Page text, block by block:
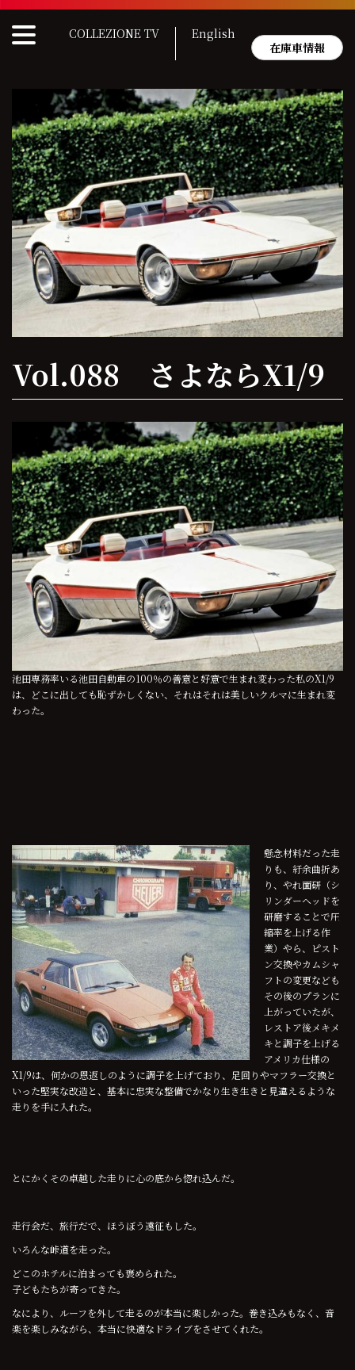
Skip
content
COLLEZIONE TV
English
在庫車情報
Vol.088 さよならX1/9
池田専務率いる池田自動車の100％の善意と好意で生まれ変わった私のX1/9
は、どこに出しても恥ずかしくない、それはそれは美しいクルマに生まれ変
わった。
懸念材料だった走
りも、紆余曲折あ
り、やれ面研（シ
リンダーヘッドを
研磨することで圧
縮率を上げる作
業）やら、ピスト
ン交換やカムシャ
フトの変更なども
その後のプランに
上がっていたが、
レストア後メキメ
キと調子を上げる
アメリカ仕様の
X1/9は、何かの恩返しのように調子を上げており、足回りやマフラー交換と
いった堅実な改造と、基本に忠実な整備でかなり生き生きと見違えるような
走りを手に入れた。
とにかくその卓越した走りに心の底から惚れ込んだ。
走行会だ、旅行だで、ほうぼう遠征もした。
いろんな峠道を走った。
どこのホテルに泊まっても褒められた。
子どもたちが寄ってきた。
なにより、ルーフを外して走るのが本当に楽しかった。巻き込みもなく、音
楽を楽しみながら、本当に快適なドライブをさせてくれた。